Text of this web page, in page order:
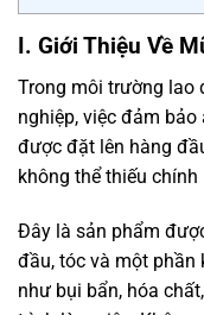
I. Giới Thiệu Về
Trong môi trường lao
nghiệp, việc đảm
được đặt lên hàng
không thể thiếu chính
Đây là sản phẩm
đầu, tóc và một phần
như bụi bẩn, hóa